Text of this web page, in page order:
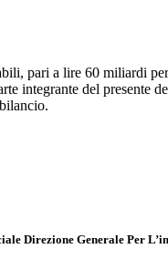
pari a lire 60 miliardi
integrante del presente
Direzione Generale Per